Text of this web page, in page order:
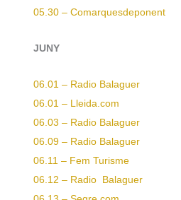
05.30 – Comarquesdeponent
JUNY
06.01 – Radio Balaguer
06.01 – Lleida.com
06.03 – Radio Balaguer
06.09 – Radio Balaguer
06.11 – Fem Turisme
06.12 – Radio Balaguer